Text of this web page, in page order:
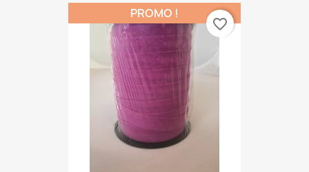
PROMO !
favorite_border